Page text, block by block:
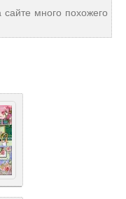
много похожего